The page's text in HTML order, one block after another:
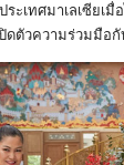
ระเทศมาเลเซียเ
ดตัวความร่วมมือ